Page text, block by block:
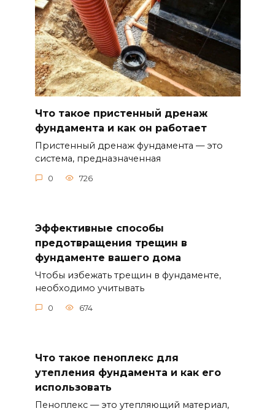
Что такое пристенный дренаж
фундамента и как он работает
Пристенный дренаж фундамента — это
система, предназначенная
0 726
Эффективные способы
предотвращения трещин в
фундаменте вашего дома
Чтобы избежать трещин в фундаменте,
необходимо учитывать
0 674
Что такое пеноплекс для
утепления фундамента и как его
использовать
Пеноплекс — это утепляющий материал,